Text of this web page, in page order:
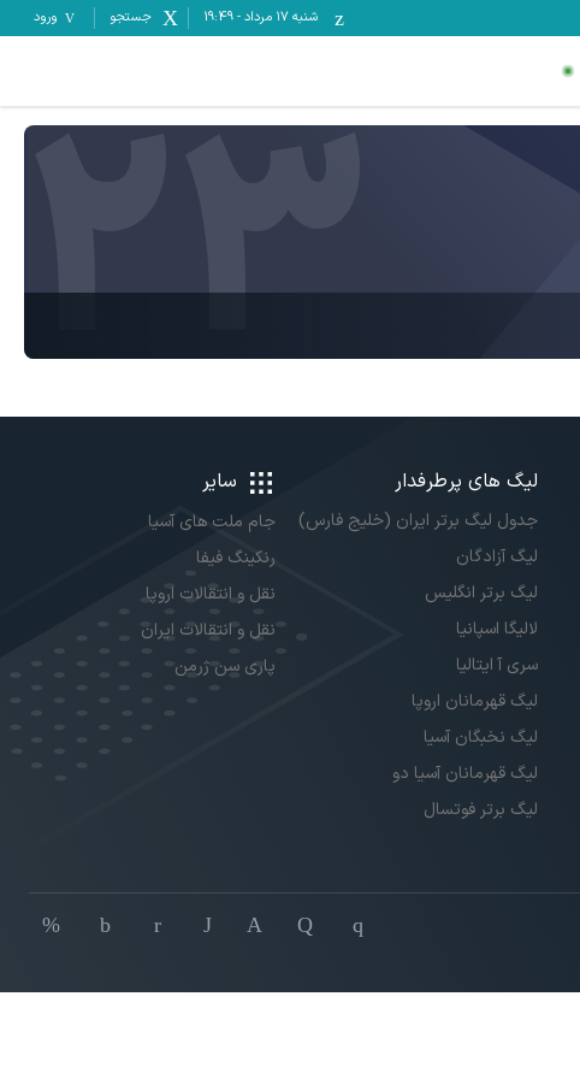
شنبه ۱۷ مرداد -
19:49 جستجو ورود
23
لیگ های پرطرفدار
جدول لیگ برتر ایران (خلیج فارس)
لیگ آزادگان
لیگ برتر انگلیس
لالیگا اسپانیا
سری آ ایتالیا
لیگ قهرمانان اروپا
لیگ نخبگان آسیا
لیگ قهرمانان آسیا دو
لیگ برتر فوتسال
سایر
جام ملت های آسیا
رنکینگ فیفا
نقل و انتقالات اروپا
نقل و انتقالات ایران
پاری سن ژرمن